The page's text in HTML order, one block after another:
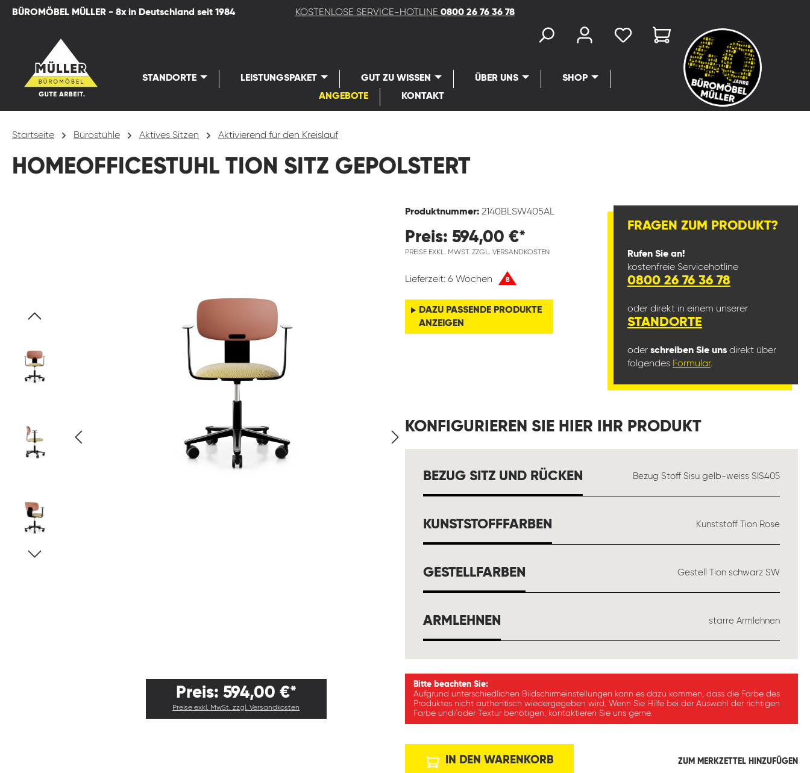
Zur Hauptnavigation springen
BÜROMÖBEL MÜLLER - 8x in Deutschland seit 1984 KOSTENLOSE SERVICE-HOTLINE 0800 26 76 36 78
STANDORTE LEISTUNGSPAKET GUT ZU WISSEN ÜBER UNS
SHOP
ANGEBOTE
KONTAKT
Startseite Bürostühle Aktives Sitzen Aktivierend für den Kreislauf
HOMEOFFICESTUHL TION SITZ GEPOLSTERT
Preis: 594,00 €*
Preise exkl. MwSt. zzgl. Versandkosten
Produktnummer: 2140BLSW405AL
Preis: 594,00 €*
PREISE EXKL. MWST. ZZGL. VERSANDKOSTEN
Lieferzeit: 6 Wochen B
DAZU PASSENDE PRODUKTE
ANZEIGEN
FRAGEN ZUM PRODUKT?
Rufen Sie an!
kostenfreie Servicehotline
0800 26 76 36 78
oder direkt in einem unserer
STANDORTE
oder schreiben Sie uns direkt über
folgendes Formular.
KONFIGURIEREN SIE HIER IHR PRODUKT
BEZUG SITZ UND RÜCKEN AUSWÄHLENBezug Stoff Sisu gelb-weiss SIS405
KUNSTSTOFFFARBEN Kunststoff Tion Rose
GESTELLFARBEN Gestell Tion schwarz SW
ARMLEHNEN starre Armlehnen
Bitte beachten Sie:
Aufgrund unterschiedlichen Bildschirmeinstellungen kann es dazu kommen, dass die Farbe des
Produktes nicht authentisch wiedergegeben wird. Wenn Sie Hilfe bei der Auswahl der richtigen
Farbe und/oder Textur benötigen, kontaktieren Sie uns gerne.
IN DEN WARENKORB ZUM MERKZETTEL HINZUFÜGEN